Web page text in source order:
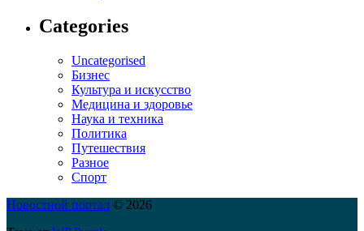
Categories
Uncategorised
Бизнес
Культура и искусство
Медицина и здоровье
Наука и техника
Политика
Путешествия
Разное
Спорт
Новостной портал © 2026